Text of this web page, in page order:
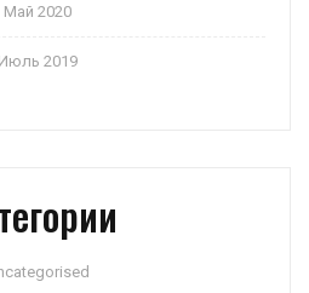
Май 2020
Июль 2019